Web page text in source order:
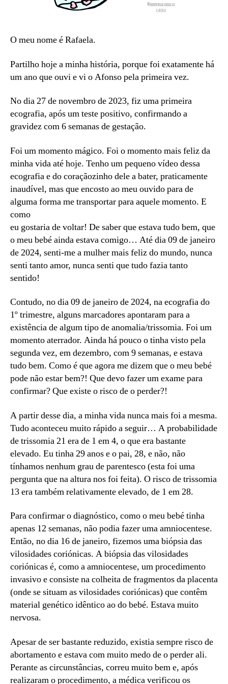
O meu nome é Rafaela.
Partilho hoje a minha história, porque foi exatamente há
um ano que ouvi e vi o Afonso pela primeira vez.
No dia 27 de novembro de 2023, fiz uma primeira
ecografia, após um teste positivo, confirmando a
gravidez com 6 semanas de gestação.
Foi um momento mágico. Foi o momento mais feliz da
minha vida até hoje. Tenho um pequeno vídeo dessa
ecografia e do coraçãozinho dele a bater, praticamente
inaudível, mas que encosto ao meu ouvido para de
alguma forma me transportar para aquele momento. E
como
eu gostaria de voltar! De saber que estava tudo bem, que
o meu bebé ainda estava comigo… Até dia 09 de janeiro
de 2024, senti-me a mulher mais feliz do mundo, nunca
senti tanto amor, nunca senti que tudo fazia tanto
sentido!
Contudo, no dia 09 de janeiro de 2024, na ecografia do
1º trimestre, alguns marcadores apontaram para a
existência de algum tipo de anomalia/trissomia. Foi um
momento aterrador. Ainda há pouco o tinha visto pela
segunda vez, em dezembro, com 9 semanas, e estava
tudo bem. Como é que agora me dizem que o meu bebé
pode não estar bem?! Que devo fazer um exame para
confirmar? Que existe o risco de o perder?!
A partir desse dia, a minha vida nunca mais foi a mesma.
Tudo aconteceu muito rápido a seguir… A probabilidade
de trissomia 21 era de 1 em 4, o que era bastante
elevado. Eu tinha 29 anos e o pai, 28, e não, não
tínhamos nenhum grau de parentesco (esta foi uma
pergunta que na altura nos foi feita). O risco de trissomia
13 era também relativamente elevado, de 1 em 28.
Para confirmar o diagnóstico, como o meu bebé tinha
apenas 12 semanas, não podia fazer uma amniocentese.
Então, no dia 16 de janeiro, fizemos uma biópsia das
vilosidades coriónicas. A biópsia das vilosidades
coriónicas é, como a amniocentese, um procedimento
invasivo e consiste na colheita de fragmentos da placenta
(onde se situam as vilosidades coriónicas) que contêm
material genético idêntico ao do bebé. Estava muito
nervosa.
Apesar de ser bastante reduzido, existia sempre risco de
abortamento e estava com muito medo de o perder ali.
Perante as circunstâncias, correu muito bem e, após
realizaram o procedimento, a médica verificou os